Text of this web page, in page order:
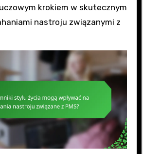
krokiem w skutecznym
nastroju związanymi z